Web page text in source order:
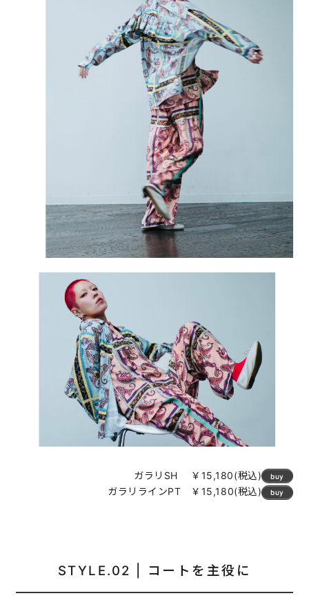
ガラリSH ￥15,180(税込) buy
ガラリラインPT ￥15,180(税込) buy
STYLE.02 | コートを主役に